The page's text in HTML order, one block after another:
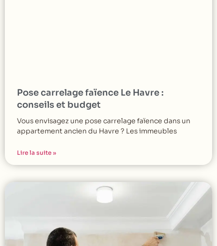
Pose carrelage faïence Le Havre :
conseils et budget
Vous envisagez une pose carrelage faïence dans un
appartement ancien du Havre ? Les immeubles
Lire la suite »